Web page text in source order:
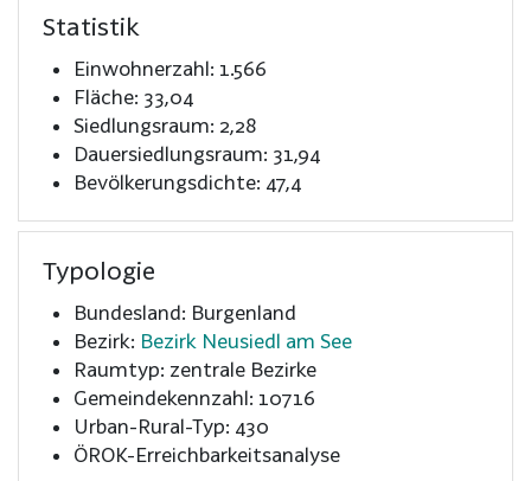
Statistik
Einwohnerzahl: 1.566
Fläche: 33,04
Siedlungsraum: 2,28
Dauersiedlungsraum: 31,94
Bevölkerungsdichte: 47,4
Typologie
Bundesland: Burgenland
Bezirk: Bezirk Neusiedl am See
Raumtyp: zentrale Bezirke
Gemeindekennzahl: 10716
Urban-Rural-Typ: 430
ÖROK-Erreichbarkeitsanalyse